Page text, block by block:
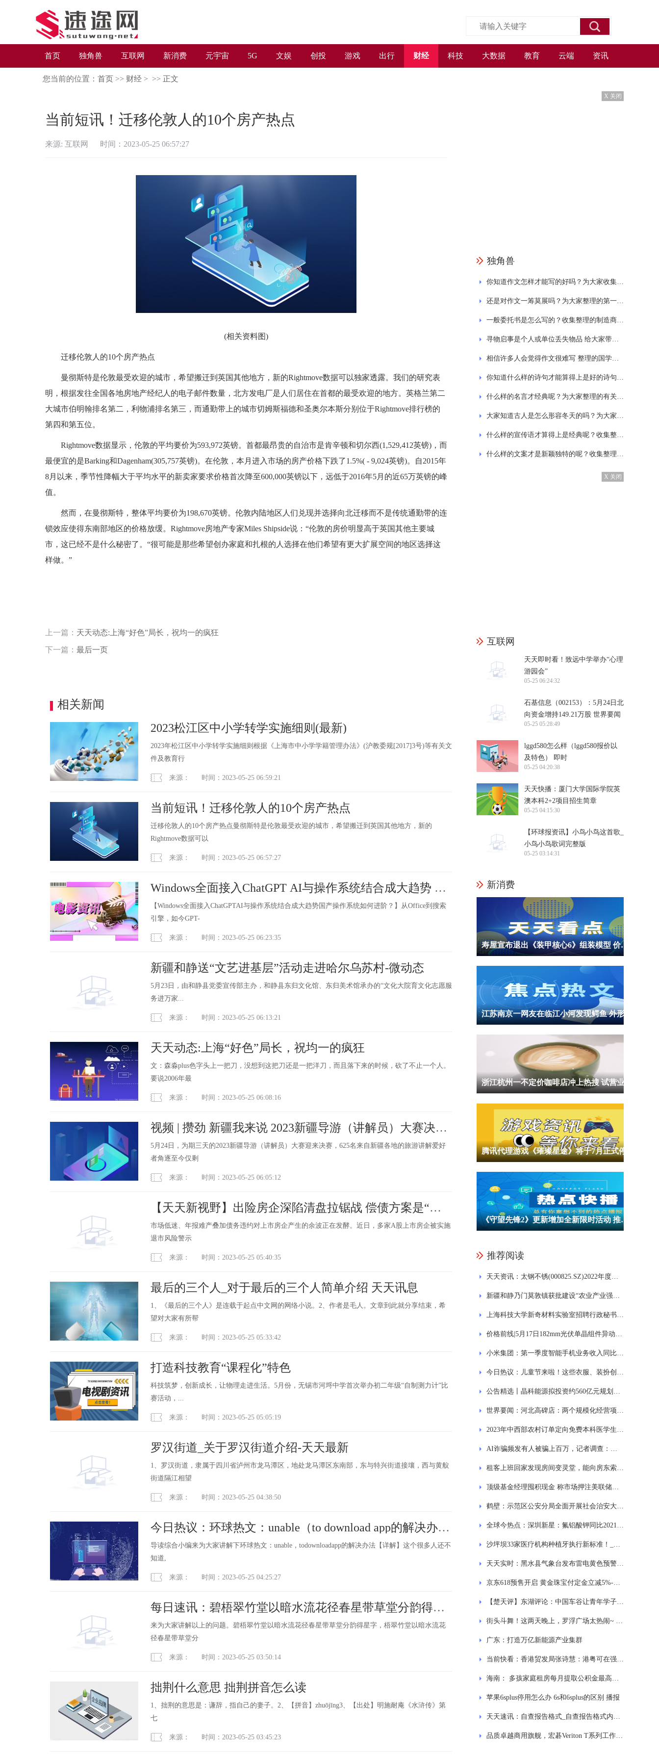
首页 独角兽 互联网 新消费 元宇宙 5G 文娱 创投 游戏 出行 财经 科技 大数据 教育 云端 资讯
您当前的位置： 首页 >> 财经 > >> 正文
当前短讯！迁移伦敦人的10个房产热点
来源: 互联网 时间：2023-05-25 06:57:27
(相关资料图)
迁移伦敦人的10个房产热点
曼彻斯特是伦敦最受欢迎的城市，希望搬迁到英国其他地方，新的Rightmove数据可以独家透露。我们的研究表
明，根据发往全国各地房地产经纪人的电子邮件数量，北方发电厂是人们居住在首都的最受欢迎的地方。英格兰第二
大城市伯明翰排名第二，利物浦排名第三，而通勤带上的城市切姆斯福德和圣奥尔本斯分别位于Rightmove排行榜的
第四和第五位。
Rightmove数据显示，伦敦的平均要价为593,972英镑。首都最昂贵的自治市是肯辛顿和切尔西(1,529,412英镑)，而
最便宜的是Ba​​rking和Dagenham(305,757英镑)。在伦敦，本月进入市场的房产价格下跌了1.5%( - 9,024英镑)。自2015年
8月以来，季节性降幅大于平均水平的新卖家要求价格首次降至600,000英镑以下，远低于2016年5月的近65万英镑的峰
值。
然而，在曼彻斯特，整体平均要价为198,670英镑。伦敦内陆地区人们兑现并选择向北迁移而不是传统通勤带的连
锁效应使得东南部地区的价格放缓。Rightmove房地产专家Miles Shipside说：“伦敦的房价明显高于英国其他主要城
市，这已经不是什么秘密了。“很可能是那些希望创办家庭和扎根的人选择在他们希望有更大扩展空间的地区选择这
样做。”
上一篇： 天天动态:上海“好色”局长，祝均一的疯狂
下一篇： 最后一页
相关新闻
2023松江区中小学转学实施细则(最新)
2023年松江区中小学转学实施细则根据《上海市中小学学籍管理办法》(沪教委规[2017]3号)等有关文
件及教育行
来源： 时间：2023-05-25 06:59:21
当前短讯！迁移伦敦人的10个房产热点
迁移伦敦人的10个房产热点曼彻斯特是伦敦最受欢迎的城市，希望搬迁到英国其他地方，新的
Rightmove数据可以
来源： 时间：2023-05-25 06:57:27
Windows全面接入ChatGPT AI与操作系统结合成大趋势 国
产操作系统如何进阶？ 今日热议
【Windows全面接入ChatGPTAI与操作系统结合成大趋势国产操作系统如何进阶？】从Office到搜索
引擎，如今GPT-
来源： 时间：2023-05-25 06:23:35
新疆和静送“文艺进基层”活动走进哈尔乌苏村-微动态
5月23日，由和静县党委宣传部主办，和静县东归文化馆、东归美术馆承办的“文化大院育文化志愿服
务进万家...
来源： 时间：2023-05-25 06:13:21
天天动态:上海“好色”局长，祝均一的疯狂
文：森淼plus色字头上一把刀，没想到这把刀还是一把洋刀，而且落下来的时候，砍了不止一个人。
要说2006年最
来源： 时间：2023-05-25 06:08:16
视频 | 攒劲 新疆我来说 2023新疆导游（讲解员）大赛决赛
圆满落幕 当前热议
5月24日，为期三天的2023新疆导游（讲解员）大赛迎来决赛，625名来自新疆各地的旅游讲解爱好
者角逐至今仅剩
来源： 时间：2023-05-25 06:05:12
【天天新视野】出险房企深陷清盘拉锯战 偿债方案是“破
题”关键？
市场低迷、年报难产叠加债务违约对上市房企产生的余波正在发酵。近日，多家A股上市房企被实施
退市风险警示
来源： 时间：2023-05-25 05:40:35
最后的三个人_对于最后的三个人简单介绍 天天讯息
1、《最后的三个人》是连载于起点中文网的网络小说。2、作者是毛人。文章到此就分享结束，希
望对大家有所帮
来源： 时间：2023-05-25 05:33:42
打造科技教育“课程化”特色
科技筑梦，创新成长，让物理走进生活。5月份，无锡市河埒中学首次举办初二年级“自制测力计”比
赛活动，...
来源： 时间：2023-05-25 05:05:19
罗汉街道_关于罗汉街道介绍-天天最新
1、罗汉街道，隶属于四川省泸州市龙马潭区，地处龙马潭区东南部，东与特兴街道接壤，西与黄舣
街道隔江相望
来源： 时间：2023-05-25 04:38:50
今日热议：环球热文：unable（to download app的解决办法
【详解】）
导读综合小编来为大家讲解下环球热文：unable，todownloadapp的解决办法【详解】这个很多人还不
知道,
来源： 时间：2023-05-25 04:25:27
每日速讯：碧梧翠竹堂以暗水流花径春星带草堂分韵得星
字（关于碧梧翠竹堂以暗水流花径春星带草堂分韵得星字
介绍）
来为大家讲解以上的问题。碧梧翠竹堂以暗水流花径春星带草堂分韵得星字，梧翠竹堂以暗水流花
径春星带草堂分
来源： 时间：2023-05-25 03:50:14
拙荆什么意思 拙荆拼音怎么读
1、拙荆的意思是：谦辞，指自己的妻子。2、【拼音】zhuōjīng3、【出处】明施耐庵《水浒传》第
七
来源： 时间：2023-05-25 03:45:23
X 关闭
独角兽
你知道作文怎样才能写的好吗？为大家收集的一日游作文
还是对作文一筹莫展吗？为大家整理的第一次的作文
一般委托书是怎么写的？收集整理的制造商授权委托书范文
寻物启事是个人或单位丢失物品 给大家带来的寻物启事的范文格式通用7篇
相信许多人会觉得作文很难写 整理的国学经典诵读作文
你知道什么样的诗句才能算得上是好的诗句吗？为大家整理的西湖的诗句大全
什么样的名言才经典呢？为大家整理的有关劳动的名言
大家知道古人是怎么形容冬天的吗？为大家分享关于冬天的古诗
什么样的宣传语才算得上是经典呢？收集整理的保护环境标语宣传语精选230句
什么样的文案才是新颖独特的呢？收集整理的发抖音的经典文案
X 关闭
互联网
天天即时看！致远中学举办“心理
游园会”
05-25 06:24:32
石基信息（002153）：5月24日北
向资金增持149.21万股 世界要闻
05-25 05:28:49
lggd580怎么样（lggd580报价以
及特色） 即时
05-25 04:20:38
天天快播：厦门大学国际学院英
澳本科2+2项目招生简章
05-25 04:15:30
【环球报资讯】小鸟小鸟这首歌_
小鸟小鸟歌词完整版
05-25 03:14:31
新消费
寿屋宣布退出《装甲核心6》组装模型 价格等信息暂未公布
《守望先锋2》更新增加全新限时活动 推出大量平行和角色独立设置功能
推荐阅读
天天资讯：太钢不锈(000825.SZ)2022年度拟每10股派0.25元 6月1日除权除息
新疆和静乃门莫敦镇获批建设“农业产业强镇” 速看
上海科技大学新奇材料实验室招聘行政秘书1名 天天速看料
价格前线|5月17日182mm光伏单晶组件异动提示 环球看热讯
小米集团：第一季度智能手机业务收入同比减少23.6%
今日热议：儿童节来啦！这些衣服、装扮创意get起来，来玩与众不同服装秀
公告精选丨晶科能源拟投资约560亿元规划建设年产56GW垂直一体化大基地项目；力盛体育与百度网讯签署战略合作框架协议
世界要闻：河北高碑店：两个规模化经营项目签约 助力乡村产业振兴
2023年中西部农村订单定向免费本科医学生招收6150人
AI诈骗频发有人被骗上百万，记者调查：识别方法难以追赶技术更新
租客上班回家发现房间变灵堂，能向房东索赔吗？
顶级基金经理囤积现金 称市场押注美联储降息是错的
鹤壁：示范区公安分局全面开展社会治安大巡逻专项行动
全球今热点：深圳新星：氟铝酸钾同比2021年销量大幅下滑的原因主要是2022年度公司进行氟铝酸钾生产线技术改造，通过技术改造生产四氟铝酸钾和钎焊剂，提高副产品的附加值
沙坪坝33家医疗机构种植牙执行新标准！_全球焦点
天天实时：黑水县气象台发布雷电黄色预警信号【III级/较重】【2023-05-24】
京东618预售开启 黄金珠宝付定金立减5%-焦点快报
【楚天评】东湖评论：中国车谷让青年学子在创新创业热土上大放异彩-全球快播
街头斗舞！这两天晚上，罗浮广场太热闹~ 今日热门
广东：打造万亿新能源产业集群
当前快看：香港贸发局张诗慧：港粤可在强化城镇规划、建设公路铁路等方面加强合作
海南： 多孩家庭租房每月提取公积金最高限额再加300元-焦点简讯
苹果6splus停用怎么办 6s和6splus的区别 播报
天天速讯：自查报告格式_自查报告格式内容要点
品质卓越商用旗舰，宏碁Veriton T系列工作站满足高性能计算需求